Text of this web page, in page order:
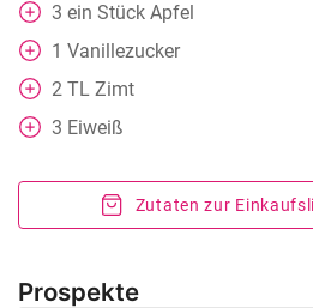
3 ein Stück Apfel
1 Vanillezucker
2 TL Zimt
3 Eiweiß
Zutaten zur